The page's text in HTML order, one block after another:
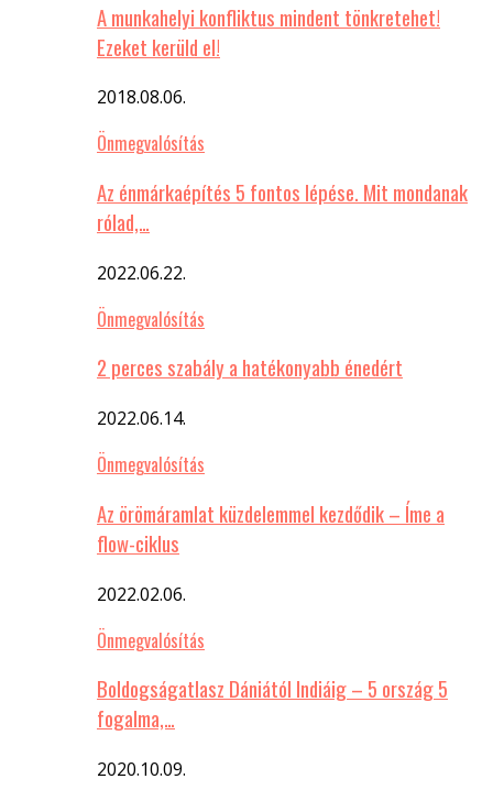
A munkahelyi konfliktus mindent tönkretehet!
Ezeket kerüld el!
2018.08.06.
Önmegvalósítás
Az énmárkaépítés 5 fontos lépése. Mit mondanak
rólad,…
2022.06.22.
Önmegvalósítás
2 perces szabály a hatékonyabb énedért
2022.06.14.
Önmegvalósítás
Az örömáramlat küzdelemmel kezdődik – Íme a
flow-ciklus
2022.02.06.
Önmegvalósítás
Boldogságatlasz Dániától Indiáig – 5 ország 5
fogalma,…
2020.10.09.